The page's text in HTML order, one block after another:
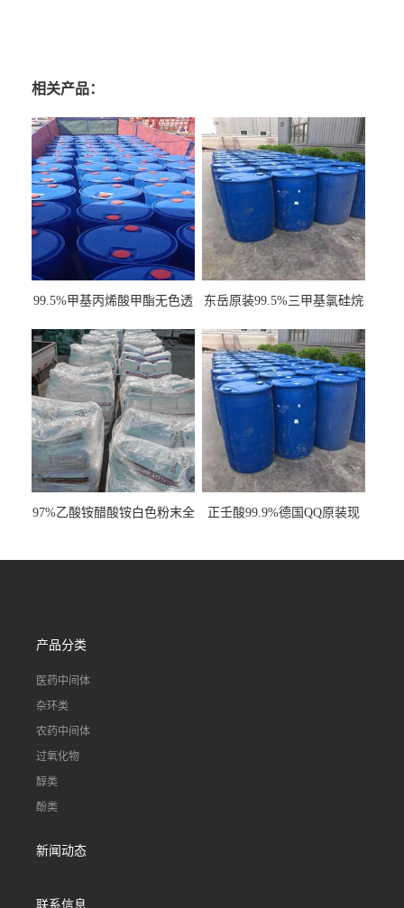
相关产品：
99.5%甲基丙烯酸甲酯无色透
东岳原装99.5%三甲基氯硅烷
97%乙酸铵醋酸铵白色粉末全
正壬酸99.9%德国QQ原装现
产品分类
医药中间体
杂环类
农药中间体
过氧化物
醇类
酚类
新闻动态
联系信息